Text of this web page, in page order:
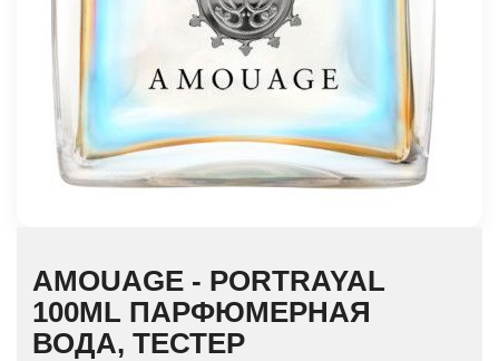
AMOUAGE - PORTRAYAL
100ML ПАРФЮМЕРНАЯ
ВОДА, ТЕСТЕР